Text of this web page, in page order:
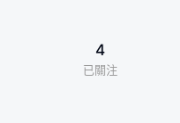
4
已關注